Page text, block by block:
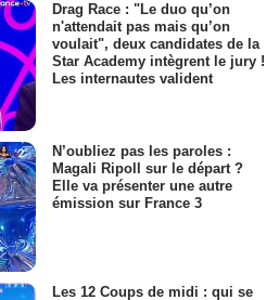
Drag Race : "Le duo qu’on
n'attendait pas mais qu’on
voulait", deux candidates de la
Star Academy intègrent le jury !
Les internautes valident
N’oubliez pas les paroles :
Magali Ripoll sur le départ ?
Elle va présenter une autre
émission sur France 3
Les 12 Coups de midi : qui se